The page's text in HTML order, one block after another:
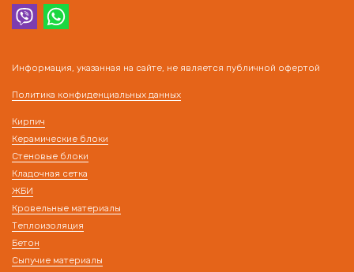
Информация, указанная на сайте, не является публичной офертой
Политика конфиденциальных данных
Кирпич
Керамические блоки
Стеновые блоки
Кладочная сетка
ЖБИ
Кровельные материалы
Теплоизоляция
Бетон
Сыпучие материалы